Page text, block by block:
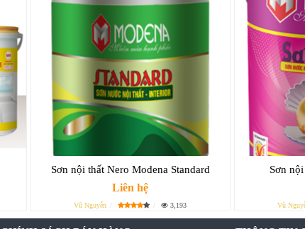
Sơn nội thất Nero Modena Standard
Liên hệ
Vũ Nguyễn 3,193
Sơn
Vũ